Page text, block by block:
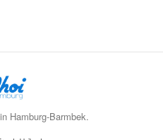
Hamburg-Barmbek.